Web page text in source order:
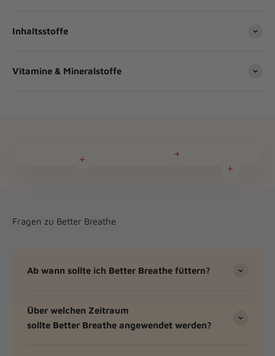
Inhaltsstoffe
Vitamine & Mineralstoffe
Fragen zu Better Breathe
Ab wann sollte ich Better Breathe füttern?
Über welchen Zeitraum
sollte Better Breathe angewendet werden?